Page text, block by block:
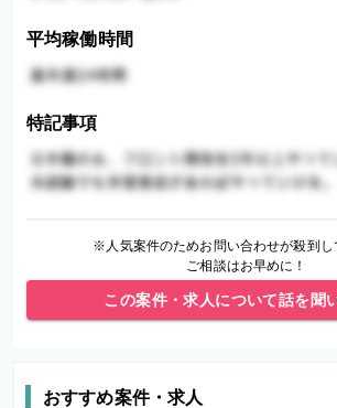
平均稼働時間
特記事項
※人気案件のためお問い合わせが殺到し
ご相談はお早めに！
この案件・求人について話を聞
おすすめ案件・求人